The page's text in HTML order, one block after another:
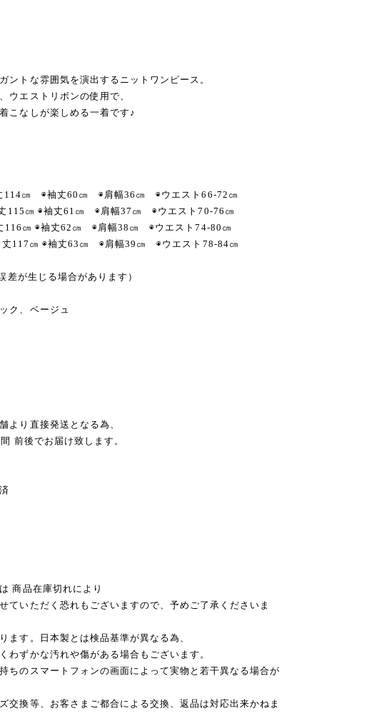
ントな雰囲気を演出するニットワンピース。
ウエストリボンの使用で、
こなしが楽しめる一着です♪
㎝ ◉袖丈60㎝ ◉肩幅36㎝ ◉ウエスト66-72㎝
㎝ ◉袖丈61㎝ ◉肩幅37㎝ ◉ウエスト70-76㎝
㎝ ◉袖丈62㎝ ◉肩幅38㎝ ◉ウエスト74-80㎝
117㎝ ◉袖丈63㎝ ◉肩幅39㎝ ◉ウエスト78-84㎝
差が生じる場合があります）
ク、ベージュ
より直接発送となる為、
前後でお届け致します。
商品在庫切れにより
ていただく恐れもございますので、予めご了承くださいま
ます。日本製とは検品基準が異なる為、
わずかな汚れや傷がある場合もございます。
ちのスマートフォンの画面によって実物と若干異なる場合が
交換等、お客さまご都合による交換、返品は対応出来かねま